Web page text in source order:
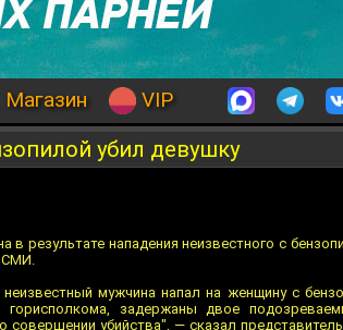
Магазин VIP
убил девушку
в результате нападения неизвестного с
СМИ.
мужчина напал на женщину с
горисполкома, задержаны двое
убийства", — сказал